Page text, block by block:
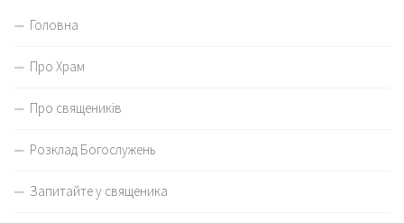
Головна
Про Храм
Про священиків
Розклад Богослужень
Запитайте у священика